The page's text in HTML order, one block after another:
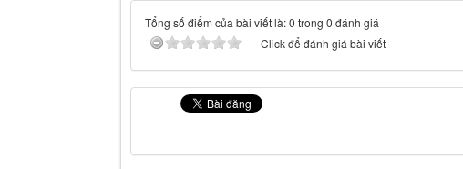
Tổng số điểm của bài viết là: 0 trong 0 đánh giá
Click để đánh giá bài viết